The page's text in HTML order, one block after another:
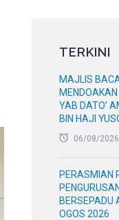
TERKINI
MAJLIS
YAB DATO’
BIN HAJI
06/08/2026
PERASMIAN
BERSEPADU
OGOS 2026